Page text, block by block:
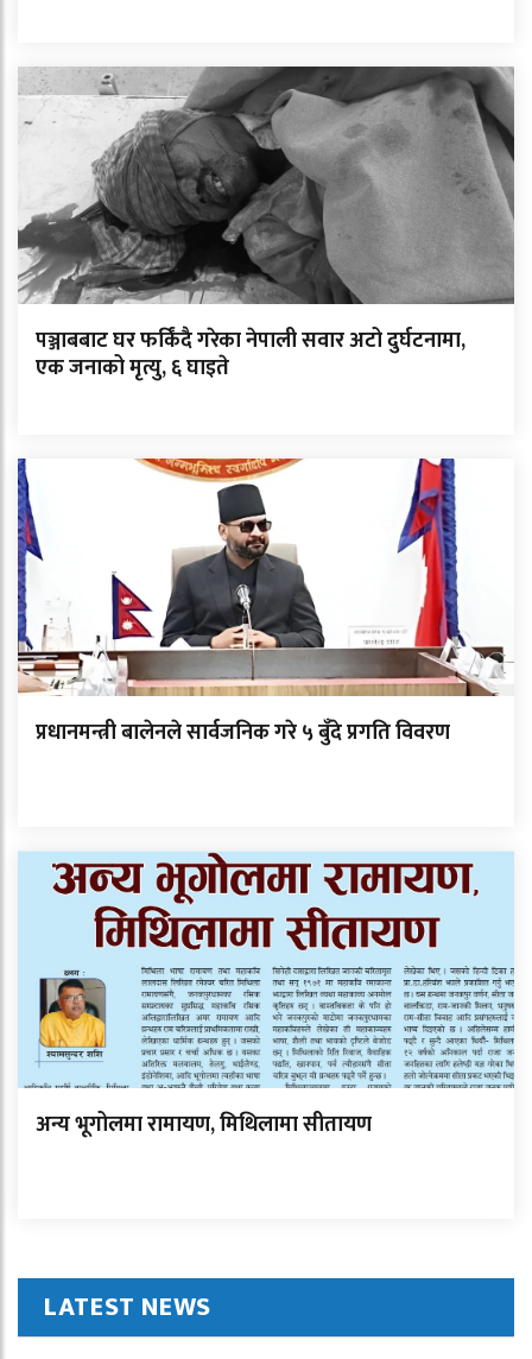
पञ्जाबबाट घर फर्किंदै गरेका नेपाली सवार अटो दुर्घटनामा,
एक जनाको मृत्यु, ६ घाइते
प्रधानमन्त्री बालेनले सार्वजनिक गरे ५ बुँदे प्रगति विवरण
अन्य भूगोलमा रामायण, मिथिलामा सीतायण
LATEST NEWS